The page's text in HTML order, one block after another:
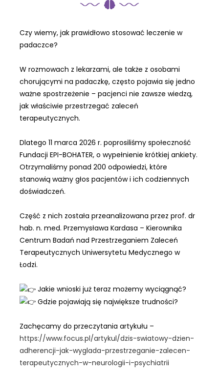
Czy wiemy, jak prawidłowo stosować leczenie w
padaczce?
W rozmowach z lekarzami, ale także z osobami
chorującymi na padaczkę, często pojawia się jedno
ważne spostrzeżenie – pacjenci nie zawsze wiedzą,
jak właściwie przestrzegać zaleceń
terapeutycznych.
Dlatego 11 marca 2026 r. poprosiliśmy społeczność
Fundacji EPI-BOHATER, o wypełnienie krótkiej ankiety.
Otrzymaliśmy ponad 200 odpowiedzi, które
stanowią ważny głos pacjentów i ich codziennych
doświadczeń.
Część z nich została przeanalizowana przez prof. dr
hab. n. med. Przemysława Kardasa – Kierownika
Centrum Badań nad Przestrzeganiem Zaleceń
Terapeutycznych Uniwersytetu Medycznego w
Łodzi.
Jakie wnioski już teraz możemy wyciągnąć?
Gdzie pojawiają się największe trudności?
Zachęcamy do przeczytania artykułu –
https://www.focus.pl/artykul/dzis-swiatowy-dzien-
adherencji-jak-wyglada-przestrzeganie-zalecen-
terapeutycznych-w-neurologii-i-psychiatrii